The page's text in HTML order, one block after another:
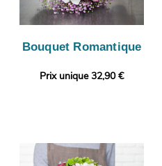
Bouquet Romantique
Prix unique 32,90 €